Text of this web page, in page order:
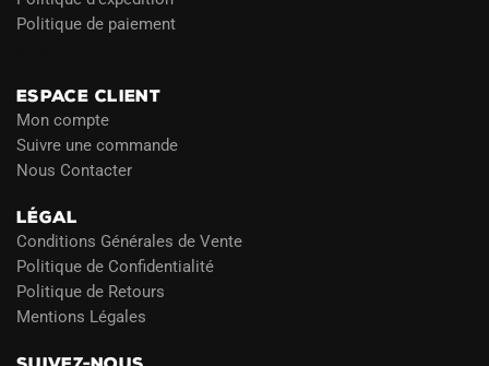
Politique de paiement
ESPACE CLIENT
Mon compte
Suivre une commande
Nous Contacter
LÉGAL
Conditions Générales de Vente
Politique de Confidentialité
Politique de Retours
Mentions Légales